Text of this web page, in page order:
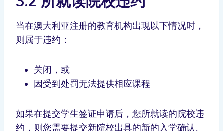
当在澳大利亚注册的教育机构出现以下情况时，
则属于违约：
关闭，或
因受到处罚无法提供相应课程
如果在提交学生签证申请后，您所就读的院校违
约，则您需要提交新院校出具的新的入学确认。